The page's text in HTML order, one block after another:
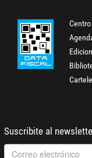
Centro
Suscribite al